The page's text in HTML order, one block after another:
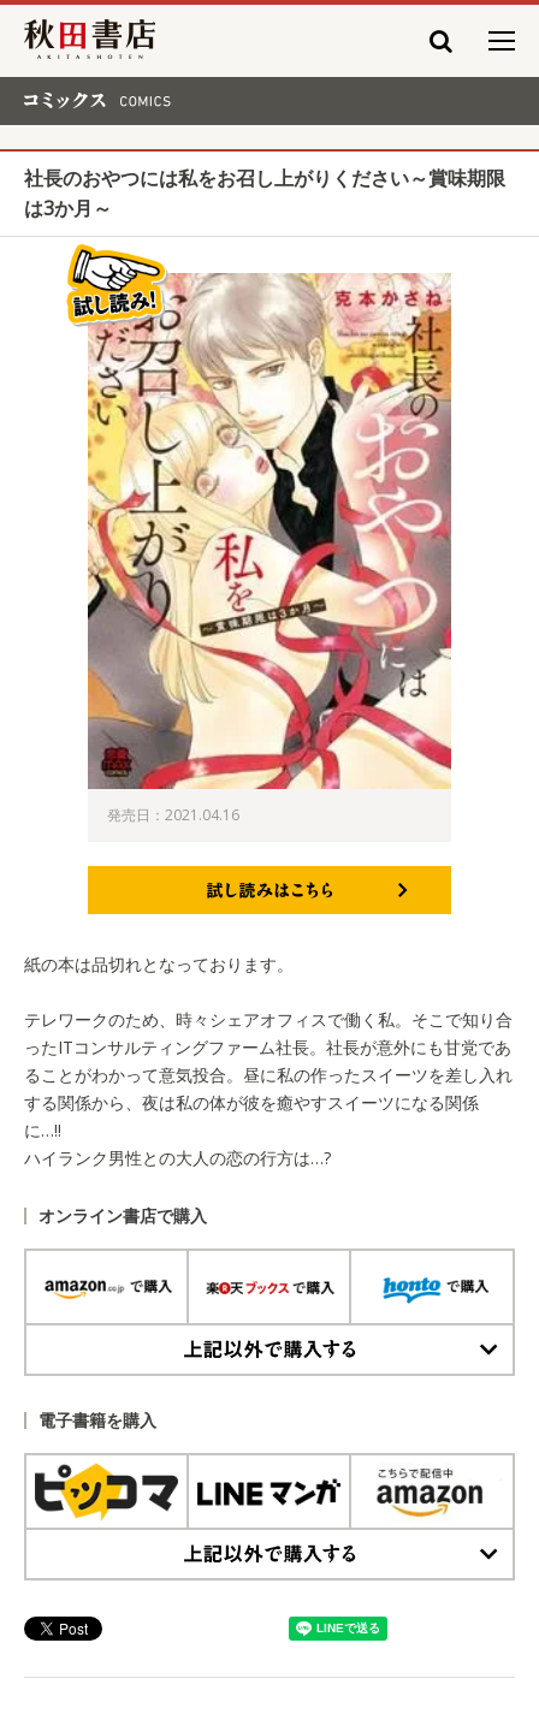
秋田書店
社長のおやつには私をお召し上がりください～賞味期限
は3か月～
発売日：2021.04.16
紙の本は品切れとなっております。
テレワークのため、時々シェアオフィスで働く私。そこで知り合
ったITコンサルティングファーム社長。社長が意外にも甘党であ
ることがわかって意気投合。昼に私の作ったスイーツを差し入れ
する関係から、夜は私の体が彼を癒やすスイーツになる関係
に…!!
ハイランク男性との大人の恋の行方は…?
オンライン書店で購入
電子書籍を購入